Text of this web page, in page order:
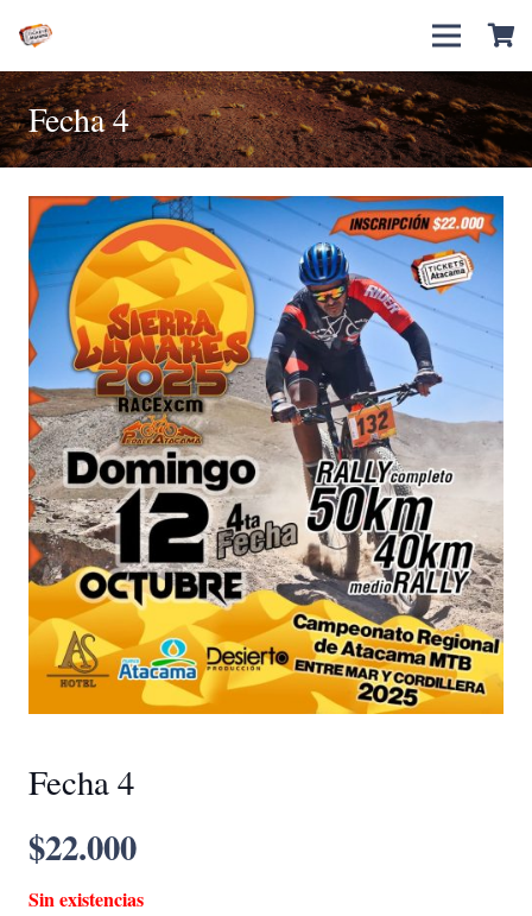
Fecha 4
Fecha 4
$22.000
Sin existencias